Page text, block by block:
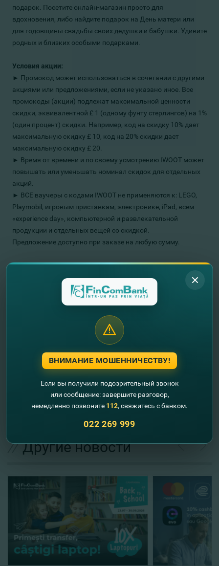
подарок. Посетите онлайн-магазин просто для
вдохновения, либо найдите подарок на День матери или
для годовщины свадьбы своих дедушки и бабушки. Удивите
родных и близких особыми подарками.
Условия акции:
► Промокод может использоваться в сочетании с другими
акциями или предложениями, если не указано иное. Все
промокоды (акции) подлежат максимальной ценности
скидки, эквивалентной £ 1 (одному фунту стерлингов) на 1%
(один процент) скидки. Например, код на скидку 10% дает
максимальную скидку £ 10, код на 20% скидки дает
максимальную скидку £ 20.
► Время от времени и по своему усмотрению IWOOT может
повышать или уменьшать номинал скидок для отдельных
акций.
► ВСЕ ваучеры с кодами IWOOT не применяются к: LEGO,
Playmobil, игровым приставкам, электронике, iPad, всем
«experience day», компьютерной и развлекательной
продукции и отдельных вещей со скидкой.
Предложение доступно при заказе на любую сумму.
Детали и условия продажи товаров можно найти здесь
www.iwantoneofthose.com/help/terms-conditions.list
Загляните в онлайн-вселенную на
У вас еще нет карты Mastercard
от FinComBank? Откройте
Хотите узнать о всех специальных
предложениях Mastercard?ДЕТАЛИ.
// Другие новости
ВНИМАНИЕ МОШЕННИЧЕСТВУ!
Если вы получили подозрительный звонок
или сообщение: завершите разговор,
немедленно позвоните 112, свяжитесь с банком.
022 269 999